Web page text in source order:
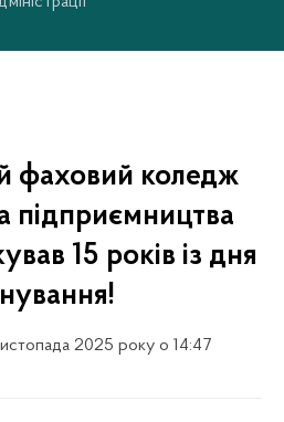
фаховий коледж
підприємництва
15 років із дня
2025 року о 14:47